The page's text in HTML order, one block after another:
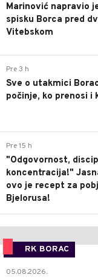
Marinović napravio
spisku Borca pred
Vitebskom
Pre 3 h
Sve o utakmici
počinje, ko prenosi i
Pre 15 h
"Odgovornost,
koncentracija!"
ovo je recept za
Bjelorusa!
RK BORAC
05.08.2026.